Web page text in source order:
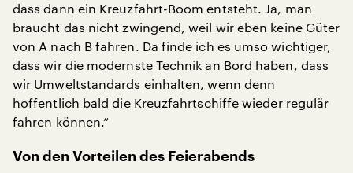
dass dann ein Kreuzfahrt-Boom entsteht. Ja, man
braucht das nicht zwingend, weil wir eben keine Güter
von A nach B fahren. Da finde ich es umso wichtiger,
dass wir die modernste Technik an Bord haben, dass
wir Umweltstandards einhalten, wenn denn
hoffentlich bald die Kreuzfahrtschiffe wieder regulär
fahren können.“
Von den Vorteilen des Feierabends